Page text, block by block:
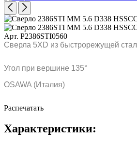
Арт. P2386STI0560
Сверла 5XD из быстрорежущей
Угол при вершине 135°
OSAWA (Италия)
Распечатать
Характеристики: